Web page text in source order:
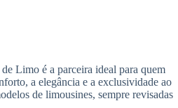
Limo é a parceira ideal para quem
a elegância e a exclusividade ao
de limousines, sempre revisadas